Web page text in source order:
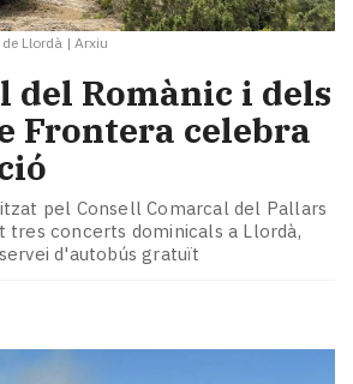
Llordà | Arxiu
del Romànic i dels
Frontera celebra
pel Consell Comarcal del Pallars
tres concerts dominicals a Llordà,
d'autobús gratuït